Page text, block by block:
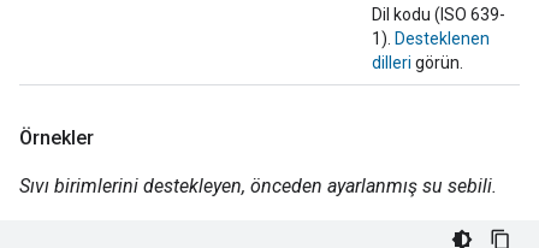
Dil kodu (ISO 639-
1). Desteklenen
dilleri görün.
Örnekler
Sıvı birimlerini destekleyen, önceden ayarlanmış su sebili.